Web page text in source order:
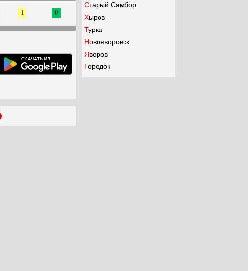
1 0
Старый Самбор
Хыров
Турка
Новояворовск
Яворов
Городок